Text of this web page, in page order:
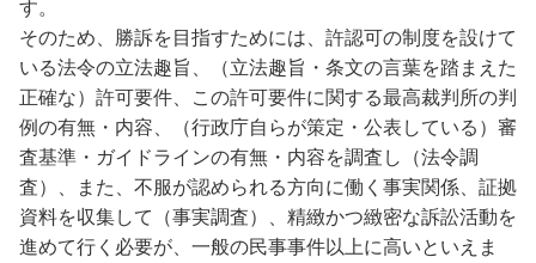
す。
そのため、勝訴を目指すためには、許認可の制度を設けて
いる法令の立法趣旨、（立法趣旨・条文の言葉を踏まえた
正確な）許可要件、この許可要件に関する最高裁判所の判
例の有無・内容、（行政庁自らが策定・公表している）審
査基準・ガイドラインの有無・内容を調査し（法令調
査）、また、不服が認められる方向に働く事実関係、証拠
資料を収集して（事実調査）、精緻かつ緻密な訴訟活動を
進めて行く必要が、一般の民事事件以上に高いといえま